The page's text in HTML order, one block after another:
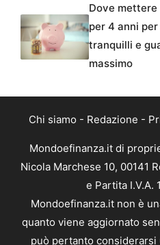
Dove
per 4 anni
tranquilli e
massimo
Chi siamo - Redazione -
Mondoefinanza.it di
Nicola Marchese 10, 00141
e Partita I.V.A.
Mondoefinanza.it non è
quanto viene aggiornato
può pertanto